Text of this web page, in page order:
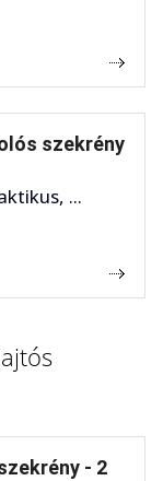
szekrény
...
- 2